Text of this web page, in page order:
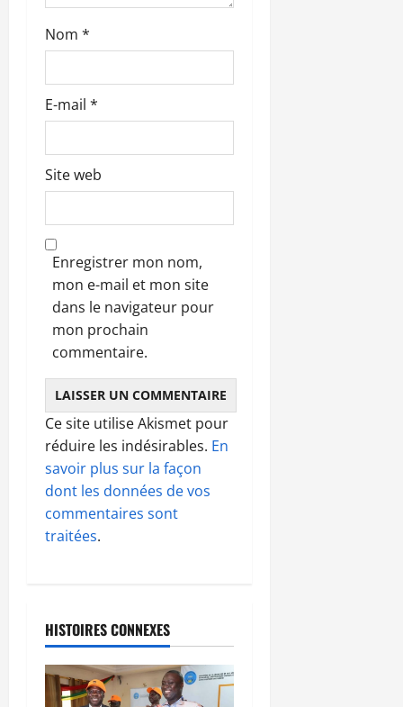
c
l
e
Nom *
E-mail *
Site web
Enregistrer mon nom,
mon e-mail et mon site
dans le navigateur pour
mon prochain
commentaire.
Ce site utilise Akismet pour
réduire les indésirables. En
savoir plus sur la façon
dont les données de vos
commentaires sont
traitées.
HISTOIRES CONNEXES